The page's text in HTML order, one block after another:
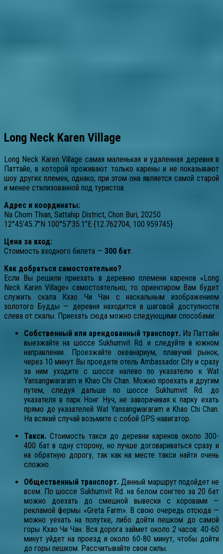
Long Neck Karen Village
Long Neck Karen Village самая маленькая и удаленная деревня в
Паттайе, в которой проживают только карены и не показывают
шоу других племен, однако, при этом она является самой старой
и менее стилизованной под туристов.
Адрес и координаты:
Na Chom Thian, Sattahip District, Chon Buri, 20250
12°45’45.7″N 100°57’35.1″E {12.762704, 100.959745}
Цена за вход:
Стоимость входного билета — 300 бат.
Как добраться самостоятельно?
Если Вы решили приехать в деревню племени каренов «Long
Neck Karen Village» самостоятельно, то ориентиром Вам будет
служить скала Кхао Чи Чан с наскальным изображением
золотого Будды — деревня находится в шаговой доступности
слева от скалы. Приехать сюда можно следующими способами:
Собственный или арендованный транспорт. Из Паттайи
выезжайте на шоссе Sukhumvit Rd. и следуйте в южном
направлении. Проезжайте океанариум, плавучий рынок,
через 10 минут Вы проедете отель Ambassador City и сразу
за ним уходите с шоссе налево по указателю к Wat
Yansangwararam и Khao Chi Chan. Можно проехать и другим
путем, следуя дальше по шоссе Sukhumvit Rd. до
указателя в парк Нонг Нуч, не заворачивая к парку ехать
прямо до указателей Wat Yansangwararam и Khao Chi Chan.
На всякий случай возьмите с собой GPS-навигатор.
Такси. Стоимость такси до деревни каренов около 300-
400 бат в одну сторону, но лучше договариваться сразу и
на обратную дорогу, так как на месте такси найти очень
сложно.
Общественный транспорт. Данный маршрут подойдет не
всем. По шоссе Sukhumvit Rd. на белом сонгтео за 20 бат
можно доехать до смешной вывески с коровами —
рекламой фермы «Greta Farm». В свою очередь отсюда —
можно уехать на попутке, либо дойти пешком до самой
горы Кхао Чи Чан. Вся дорога займет около 2 часов: 40-60
минут уйдет на проезд и около 60-80 минут, чтобы дойти
до горы пешком. Рассчитывайте свои силы.